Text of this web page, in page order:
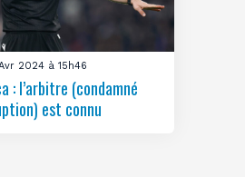
2024 à 15h46
: l’arbitre (condamné
est connu